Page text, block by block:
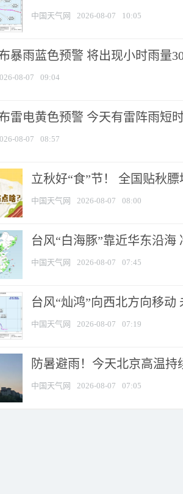
中国天气网 2026-08-07 10:05
暴雨蓝色预警 将出现小时雨量
08-07 09:04
雷电黄色预警 今天有雷阵雨短
08-07 08:57
立秋好“食”节！ 全国贴秋
中国天气网 2026-08-07 08:00
台风“白海豚”靠近华东沿
中国天气网 2026-08-07 07:45
台风“灿鸿”向西北方向移动
中国天气网 2026-08-07 07:19
防暑避雨！今天北京高温
中国天气网 2026-08-07 07:05